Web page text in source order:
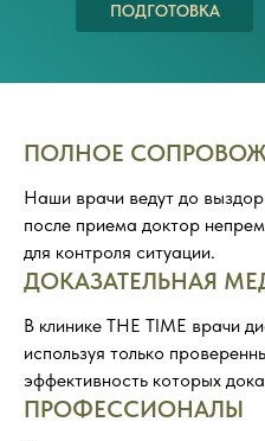
ПОДГОТОВКА
ПОЛНОЕ
Наши врачи ведут до
после приема доктор
для контроля ситуации.
ДОКАЗАТЕЛЬНАЯ
В клинике THE TIME врачи
используя только
эффективность которых
ПРОФЕССИОНАЛЫ